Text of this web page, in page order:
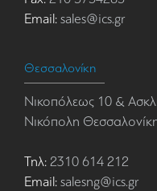
Email: sales@ics.gr
Θεσσαλονίκη
Νικοπόλεως 10 &
Νικόπολη
Τηλ: 2310 614 212
Email: salesng@ics.gr